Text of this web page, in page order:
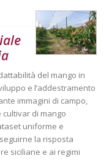
del mango in
e l’addestramento
immagini di campo,
di mango
uniforme e
la risposta
siciliane e ai regimi